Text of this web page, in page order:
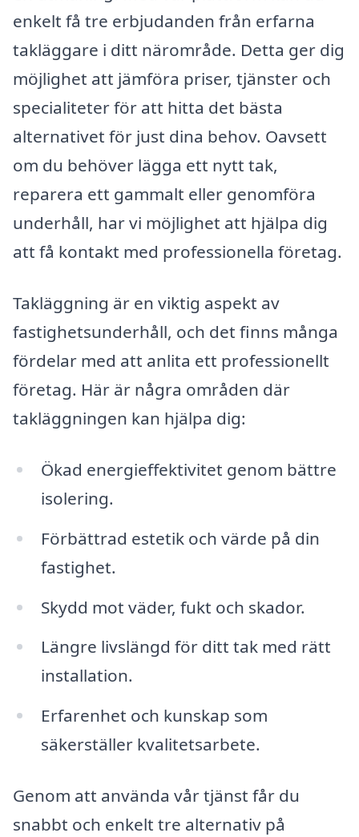
enkelt få tre erbjudanden från erfarna
takläggare i ditt närområde. Detta ger dig
möjlighet att jämföra priser, tjänster och
specialiteter för att hitta det bästa
alternativet för just dina behov. Oavsett
om du behöver lägga ett nytt tak,
reparera ett gammalt eller genomföra
underhåll, har vi möjlighet att hjälpa dig
att få kontakt med professionella företag.
Takläggning är en viktig aspekt av
fastighetsunderhåll, och det finns många
fördelar med att anlita ett professionellt
företag. Här är några områden där
takläggningen kan hjälpa dig:
Ökad energieffektivitet genom bättre
isolering.
Förbättrad estetik och värde på din
fastighet.
Skydd mot väder, fukt och skador.
Längre livslängd för ditt tak med rätt
installation.
Erfarenhet och kunskap som
säkerställer kvalitetsarbete.
Genom att använda vår tjänst får du
snabbt och enkelt tre alternativ på